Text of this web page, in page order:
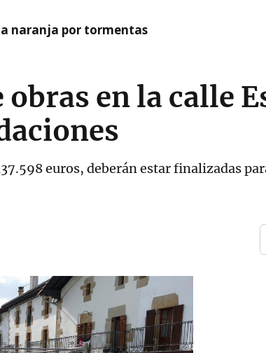
naranja por tormentas
en la calle
euros, deberán estar finalizadas